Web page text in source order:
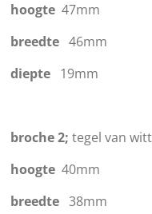
hoogte47mm
breedte46mm
diepte19mm
broche 2; tegel van
hoogte40mm
breedte38mm